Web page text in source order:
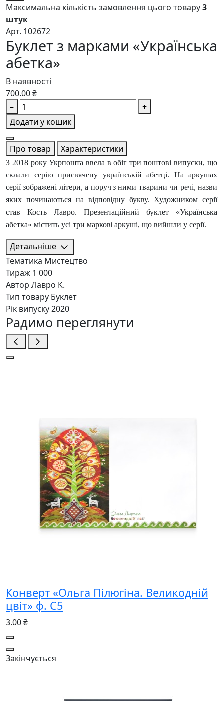
Максимальна кількість замовлення цього товару3
штук
Арт. 102672
Буклет з марками «Українська
абетка»
В наявності
700.00 ₴
–
+
Додати у кошик
Про товар Характеристики
З 2018 року Укрпошта ввела в обіг три поштові випуски, що
склали серію присвячену українській абетці. На аркушах
серії зображені літери, а поруч з ними тварини чи речі, назви
яких починаються на відповідну букву. Художником серії
став Кость Лавро. Презентаційний буклет «Українська
абетка» містить усі три маркові аркуші, що вийшли у серії.
Детальніше
Тематика Мистецтво
Тираж 1 000
Автор Лавро К.
Тип товару Буклет
Рік випуску2020
Радимо переглянути
Конверт «Ольга Пілюгіна. Великодній
цвіт» ф. С5
3.00 ₴
Закінчується